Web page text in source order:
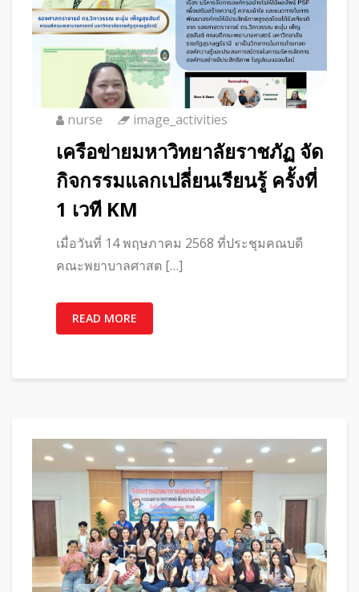
nurse image_activities
เครือข่ายมหาวิทยาลัยราชภัฏ จัด
กิจกรรมแลกเปลี่ยนเรียนรู้ ครั้งที่
1 เวที KM
เมื่อวันที่ 14 พฤษภาคม 2568 ที่ประชุมคณบดี
คณะพยาบาลศาสต […]
READ MORE